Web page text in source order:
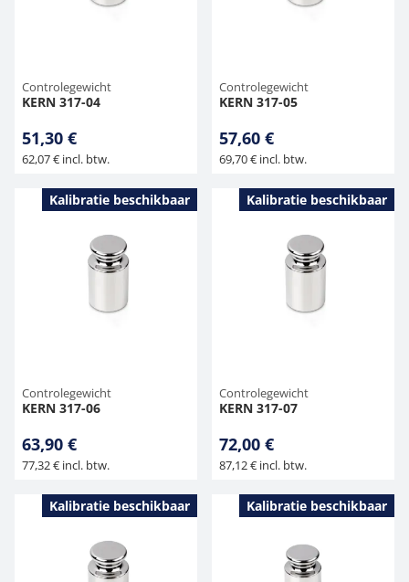
Controlegewicht
KERN 317-04
51,30 €
62,07 € incl. btw.
Controlegewicht
KERN 317-05
57,60 €
69,70 € incl. btw.
Kalibratie beschikbaar
Controlegewicht
KERN 317-06
63,90 €
77,32 € incl. btw.
Kalibratie beschikbaar
Controlegewicht
KERN 317-07
72,00 €
87,12 € incl. btw.
Kalibratie beschikbaar Kalibratie beschikbaar